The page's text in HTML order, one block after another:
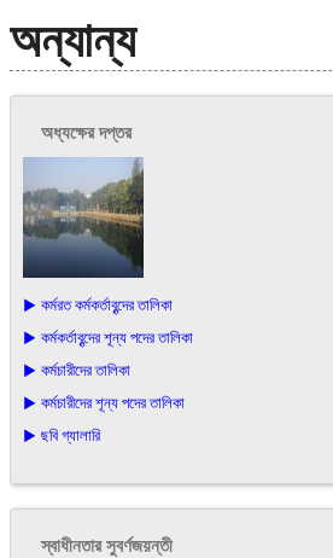
অন্যান্য
অধ্যক্ষের দপ্তর
▶ কর্মরত কর্মকর্তাবৃন্দের তালিকা
▶ কর্মকর্তাবৃন্দের শূন্য পদের তালিকা
▶ কর্মচারীদের তালিকা
▶ কর্মচারীদের শূন্য পদের তালিকা
▶ ছবি গ্যালারি
স্বাধীনতার সুবর্ণজয়ন্তী